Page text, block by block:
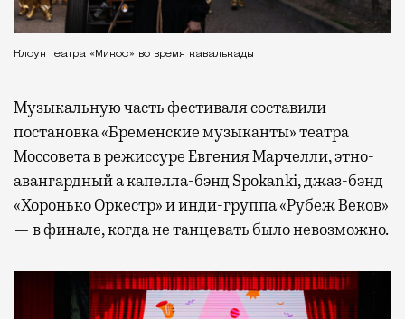
Клоун театра «Микос» во время кавалькады
Музыкальную часть фестиваля составили
постановка «Бременские музыканты» театра
Моссовета в режиссуре Евгения Марчелли, этно-
авангардный а капелла-бэнд Spokanki, джаз-бэнд
«Хоронько Оркестр» и инди-группа «Рубеж Веков»
— в финале, когда не танцевать было невозможно.